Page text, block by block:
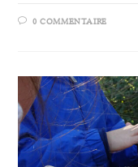
0 COMMENTAIRE